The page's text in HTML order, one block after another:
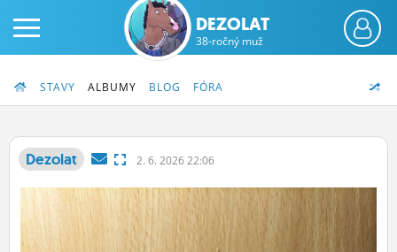
PRIHLÁS SA
ČINŽIAK
DEZOLAT
38-ročný muž
STAVY ALBUMY BLOG FÓRA
Dezolat 2. 6. 2026 22:06